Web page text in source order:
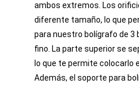
ambos extremos. Los
diferente tamaño, lo que
para nuestro bolígrafo de
fino. La parte superior se
lo que te permite colocarlo
Además, el soporte para